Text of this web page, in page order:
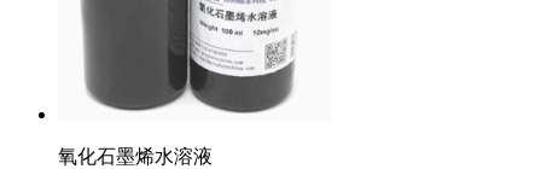
氧化石墨烯水溶液